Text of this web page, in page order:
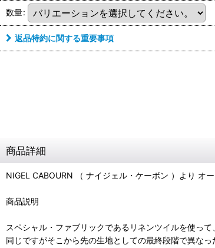
数量:
返品特約に関する重要事項
商品詳細
NIGEL CABOURN （ ナイジェル・ケーボン ）より オ
商品説明
スペシャル・ファブリックであるリネンツイルを使っ
同じですがそこから先の生地としての最終段階で異な